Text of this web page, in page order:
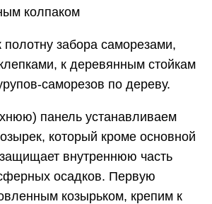
колпаком
полотну забора саморезами,
к деревянным стойкам
саморезов по дереву.
панель устанавливаем
который кроме основной
внутреннюю часть
осадков. Первую
козырьком, крепим к